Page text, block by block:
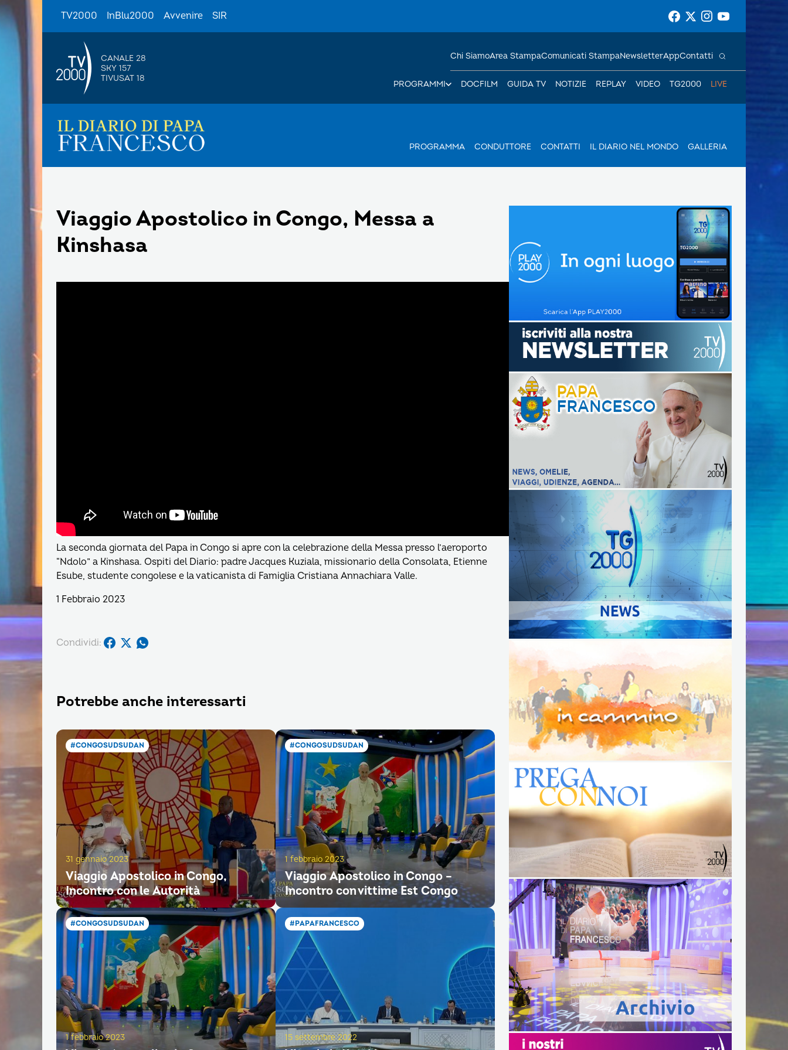
TV2000 InBlu2000 Avvenire SIR
CANALE 28
SKY 157
TIVUSAT 18
PROGRAMMI DOCFILM GUIDA TV NOTIZIE REPLAY VIDEO TG2000 LIVE
Chi SiamoArea StampaComunicati StampaNewsletterAppContatti
PROGRAMMA CONDUTTORE CONTATTI IL DIARIO NEL MONDO GALLERIA
Viaggio Apostolico in Congo, Messa a
Kinshasa
La seconda giornata del Papa in Congo si apre con la celebrazione della Messa presso l’aeroporto
“Ndolo” a Kinshasa. Ospiti del Diario: padre Jacques Kuziala, missionario della Consolata, Etienne
Esube, studente congolese e la vaticanista di Famiglia Cristiana Annachiara Valle.
1 Febbraio 2023
Condividi:
Potrebbe anche interessarti
#CONGOSUDSUDAN
31 gennaio 2023
Viaggio Apostolico in Congo,
Incontro con le Autorità
#CONGOSUDSUDAN
1 febbraio 2023
Viaggio Apostolico in Congo –
Incontro con vittime Est Congo
#CONGOSUDSUDAN
1 febbraio 2023
#PAPAFRANCESCO
15 settembre 2022